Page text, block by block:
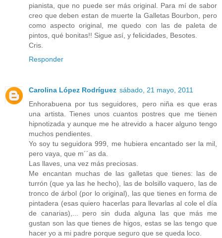
pianista, que no puede ser más original. Para mí de sabor
creo que deben estan de muerte la Galletas Bourbon, pero
como aspecto original, me quedo con las de paleta de
pintos, qué bonitas!! Sigue así, y felicidades, Besotes.
Cris.
Responder
Carolina López Rodríguez sábado, 21 mayo, 2011
Enhorabuena por tus seguidores, pero niña es que eras
una artista. Tienes unos cuantos postres que me tienen
hipnotizada y aunque me he atrevido a hacer alguno tengo
muchos pendientes.
Yo soy tu seguidora 999, me hubiera encantado ser la mil,
pero vaya, que m´´as da.
Las llaves, una vez más preciosas.
Me encantan muchas de las galletas que tienes: las de
turrón (que ya las he hecho), las de bolsillo vaquero, las de
tronco de árbol (por lo original), las que tienes en forma de
pintadera (esas quiero hacerlas para llevarlas al cole el día
de canarias),... pero sin duda alguna las que más me
gustan son las que tienes de higos, estas se las tengo que
hacer yo a mi padre porque seguro que se queda loco.